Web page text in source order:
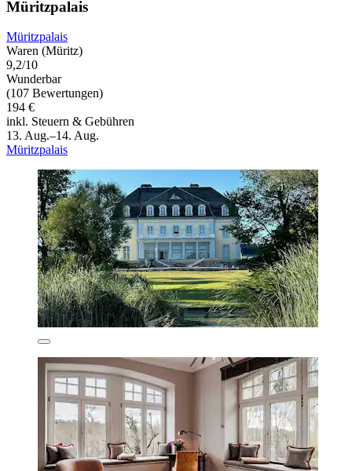
Müritzpalais
Müritzpalais
Waren (Müritz)
9,2/10
Wunderbar
(107 Bewertungen)
194 €
inkl. Steuern & Gebühren
13. Aug.–14. Aug.
Müritzpalais